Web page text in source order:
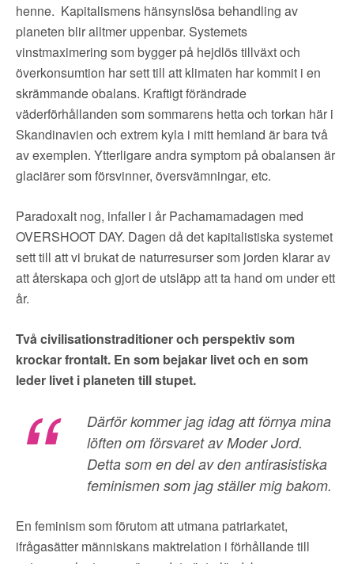
henne. Kapitalismens hänsynslösa behandling av
planeten blir alltmer uppenbar. Systemets
vinstmaximering som bygger på hejdlös tillväxt och
överkonsumtion har sett till att klimaten har kommit i en
skrämmande obalans. Kraftigt förändrade
väderförhållanden som sommarens hetta och torkan här i
Skandinavien och extrem kyla i mitt hemland är bara två
av exemplen. Ytterligare andra symptom på obalansen är
glaciärer som försvinner, översvämningar, etc.
Paradoxalt nog, infaller i år Pachamamadagen med
OVERSHOOT DAY. Dagen då det kapitalistiska systemet
sett till att vi brukat de naturresurser som jorden klarar av
att återskapa och gjort de utsläpp att ta hand om under ett
år.
Två civilisationstraditioner och perspektiv som
krockar frontalt. En som bejakar livet och en som
leder livet i planeten till stupet.
Därför kommer jag idag att förnya mina
löften om försvaret av Moder Jord.
Detta som en del av den antirasistiska
feminismen som jag ställer mig bakom.
En feminism som förutom att utmana patriarkatet,
ifrågasätter människans maktrelation i förhållande till